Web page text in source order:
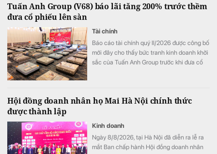
Tuấn Anh Group (V68) báo lãi tăng 200% trước thềm
đưa cổ phiếu lên sàn
Tài chính
Báo cáo tài chính quý II/2026 được công bố
mới đây cho thấy bức tranh kinh doanh khởi
sắc của Tuấn Anh Group trước khi đưa cổ
Hội đồng doanh nhân họ Mai Hà Nội chính thức
được thành lập
Kinh doanh
Ngày 8/8/2026, tại Hà Nội đã diễn ra lễ ra
mắt Ban chấp hành Hội đồng doanh nhân